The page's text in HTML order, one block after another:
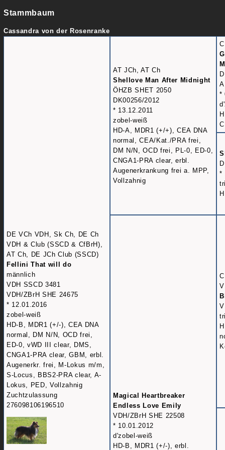
Stammbaum
Cassandra von der Rosenranke
DE VCh VDH, Sk Ch, DE Ch
VDH & Club (SSCD & CfBrH),
AT Ch, DE JCh Club (SSCD)
Fellini That will do
männlich
VDH SSCD 3481
VDH/ZBrH SHE 24675
* 12.01.2016
zobel-weiß
HD-B, MDR1 (+/-), CEA DNA
normal, DM N/N, OCD frei,
ED-0, vWD III clear, DMS,
CNGA1-PRA clear, GBM, erbl.
Augenerkr. frei, M-Lokus m/m,
S-Locus, BBS2-PRA clear, A-
Lokus, PED, Vollzahnig
Zuchtzulassung
276098106196510
AT JCh, AT Ch
Shellove Man After Midnight
ÖHZB SHET 2050
DK00256/2012
* 13.12.2011
zobel-weiß
HD-A, MDR1 (+/+), CEA DNA
normal, CEA/Kat./PRA frei,
DM N/N, OCD frei, PL-0, ED-0,
CNGA1-PRA clear, erbl.
Augenerkrankung frei a. MPP,
Vollzahnig
*
*
Magical Heartbreaker
Endless Love Emily
VDH/ZBrH SHE 22508
* 10.01.2012
d'zobel-weiß
HD-B, MDR1 (+/-), erbl.